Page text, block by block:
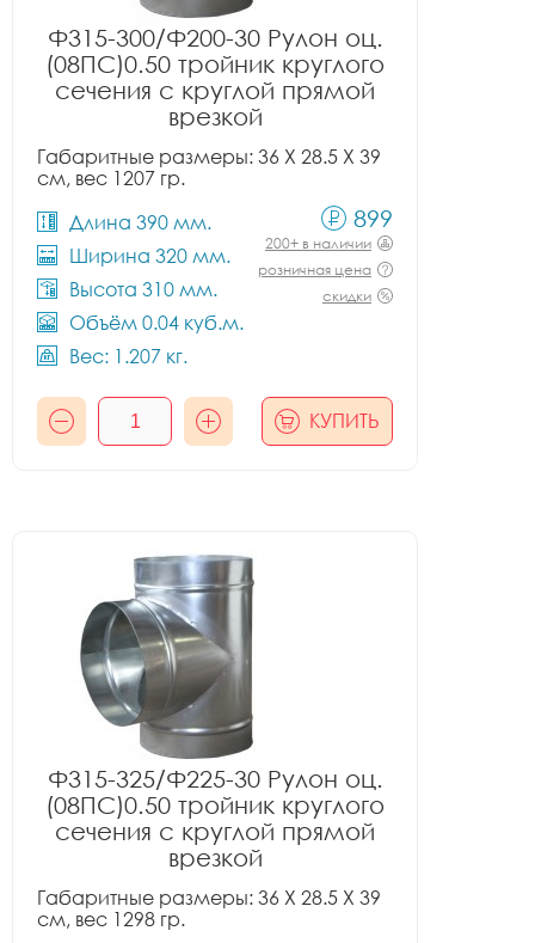
Ф315-300/Ф200-30 Рулон оц.
(08ПС)0.50 тройник круглого
сечения с круглой прямой
врезкой
Габаритные размеры: 36 X 28.5 X 39
см, вес 1207 гр.
Длина 390 мм.
Ширина 320 мм.
Высота 310 мм.
Объём 0.04 куб.м.
Вес: 1.207 кг.
899
200+ в наличии
розничная цена
скидки
КУПИТЬ
Ф315-325/Ф225-30 Рулон оц.
(08ПС)0.50 тройник круглого
сечения с круглой прямой
врезкой
Габаритные размеры: 36 X 28.5 X 39
см, вес 1298 гр.